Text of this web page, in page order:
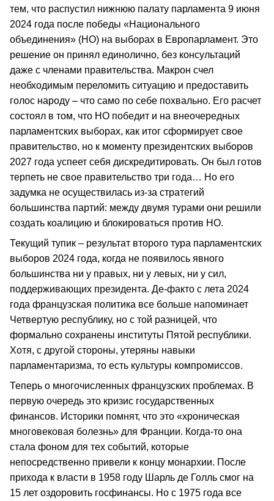
тем, что распустил нижнюю палату парламента 9 июня
2024 года после победы «Национального
объединения» (НО) на выборах в Европарламент. Это
решение он принял единолично, без консультаций
даже с членами правительства. Макрон счел
необходимым переломить ситуацию и предоставить
голос народу – что само по себе похвально. Его расчет
состоял в том, что НО победит и на внеочередных
парламентских выборах, как итог сформирует свое
правительство, но к моменту президентских выборов
2027 года успеет себя дискредитировать. Он был готов
терпеть не свое правительство три года… Но его
задумка не осуществилась из-за стратегий
большинства партий: между двумя турами они решили
создать коалицию и блокироваться против НО.
Текущий тупик – результат второго тура парламентских
выборов 2024 года, когда не появилось явного
большинства ни у правых, ни у левых, ни у сил,
поддерживающих президента. Де-факто с лета 2024
года французская политика все больше напоминает
Четвертую республику, но с той разницей, что
формально сохранены институты Пятой республики.
Хотя, с другой стороны, утеряны навыки
парламентаризма, то есть культуры компромиссов.
Теперь о многочисленных французских проблемах. В
первую очередь это кризис государственных
финансов. Историки помнят, что это «хроническая
многовековая болезнь» для Франции. Когда-то она
стала фоном для тех событий, которые
непосредственно привели к концу монархии. После
прихода к власти в 1958 году Шарль де Голль смог на
15 лет оздоровить госфинансы. Но с 1975 года все